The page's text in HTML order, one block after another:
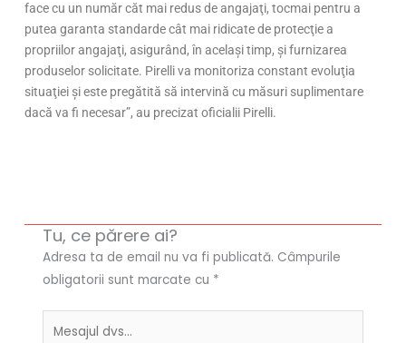
face cu un număr căt mai redus de angajaţi, tocmai pentru a
putea garanta standarde cât mai ridicate de protecţie a
propriilor angajaţi, asigurând, în acelaşi timp, şi furnizarea
produselor solicitate. Pirelli va monitoriza constant evoluţia
situaţiei şi este pregătită să intervină cu măsuri suplimentare
dacă va fi necesar”, au precizat oficialii Pirelli.
Tu, ce părere ai?
Adresa ta de email nu va fi publicată. Câmpurile
obligatorii sunt marcate cu *